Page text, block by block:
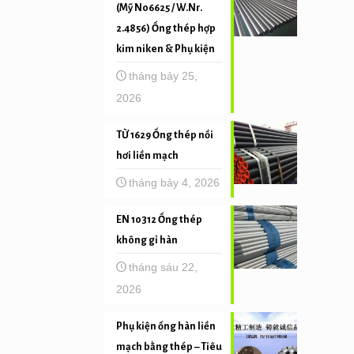
(Mỹ N06625 / W.Nr.
2.4856) Ống thép hợp
kim niken & Phụ kiện
tháng bảy 25,
2026
TỪ 1629 Ống thép nồi
hơi liền mạch
tháng bảy 4, 2026
EN 10312 Ống thép
không gỉ hàn
tháng sáu 22,
2026
Phụ kiện ống hàn liền
mạch bằng thép – Tiêu